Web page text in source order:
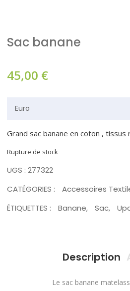
Sac banane
45,00 €
Grand sac banane en coton , tissus
Rupture de stock
UGS : 277322
CATÉGORIES :
Accessoires
ÉTIQUETTES :
Banane, Sac,
Description
Le sac banane